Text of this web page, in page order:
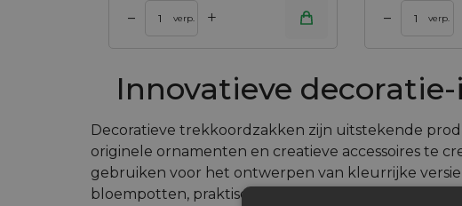
– verp. + – verp.
Toevoegen aan winkelwagen Toevoegen aan winkelwagen
Innovatieve
Decoratieve trekkoordzakken zijn uitstekende
originele ornamenten en creatieve accessoires te
gebruiken voor het ontwerpen van kleurrijke
bloempotten, praktische boodschappentassen,